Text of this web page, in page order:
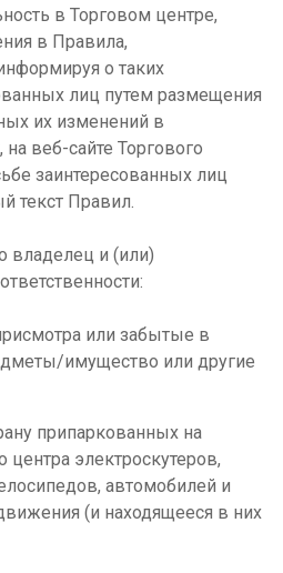
в Торговом центре,
в Правила,
о таких
лиц путем размещения
их изменений в
веб-сайте Торгового
заинтересованных лиц
текст Правил.
владелец и (или)
или забытые в
имущество или другие
припаркованных на
центра электроскутеров,
автомобилей и
(и находящееся в них